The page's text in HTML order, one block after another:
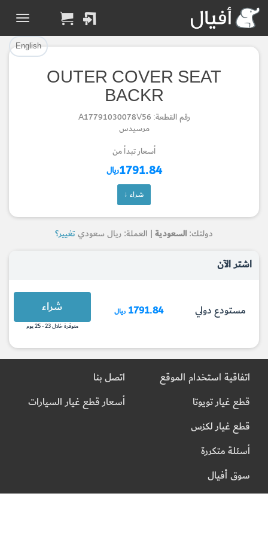
English
OUTER COVER SEAT
BACKR
رقم القطعة: A17791030078V56
مرسيدس
أسعار تبدأ من
1791.84ريال
شراء ↓
دولتك: السعودية | العملة: ريال سعوديتغيير؟
اشتر الآن
مستودع دولي 1791.84 ريال شراء
متوفرة خلال 23 - 25 يوم
تم إضافة القطعة بنجاح.
الرجوع لصفحة البحث
Part Successfully
Selected
Return to Search Page
تم إضافة القطعة للسلة بنجاح.
إتمام عملية الشراء
Part Added to Cart
اتفاقية استخدام الموقع
قطع غيار تويوتا
قطع غيار لكزس
أسئلة متكررة
سوق أفيال
اتصل بنا
أسعار قطع غيار السيارات